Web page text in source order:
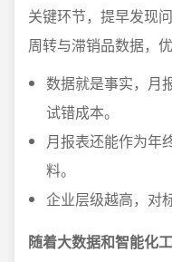
关键环节，提早发现
周转与滞销品数据，
数据就是事实，月
试错成本。
月报表还能作为年
料。
企业层级越高，对
随着大数据和智能化